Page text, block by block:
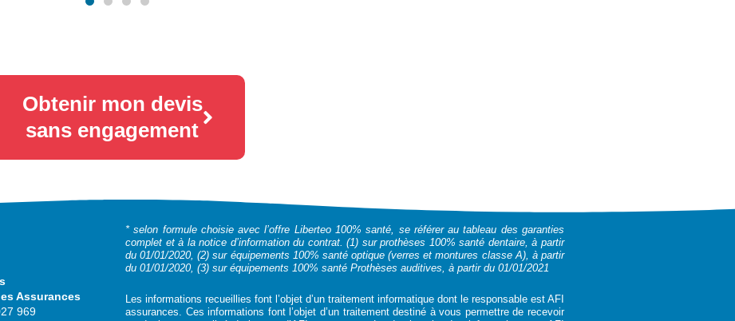
Obtenir mon devis
sans engagement
Assurances
969
* selon formule choisie avec l’offre Liberteo 100% santé, se référer au tableau des garanties
complet et à la notice d’information du contrat. (1) sur prothèses 100% santé dentaire, à partir
du 01/01/2020, (2) sur équipements 100% santé optique (verres et montures classe A), à partir
du 01/01/2020, (3) sur équipements 100% santé Prothèses auditives, à partir du 01/01/2021
Les informations recueillies font l’objet d’un traitement informatique dont le responsable est AFI
assurances. Ces informations font l’objet d’un traitement destiné à vous permettre de recevoir